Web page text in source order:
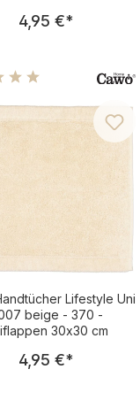
Regulärer
4,95 €*
von 5 Sternen
Lifestyle Uni
beige - 370 -
30x30 cm
Regulärer
4,95 €*